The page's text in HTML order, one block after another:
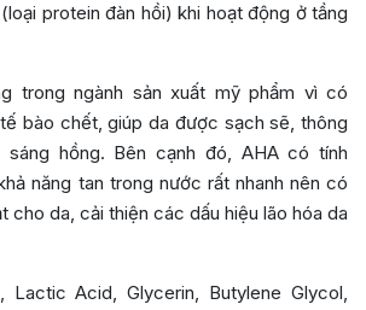
protein đàn hồi) khi hoạt động ở tầng
trong ngành sản xuất mỹ phẩm vì có
bào chết, giúp da được sạch sẽ, thông
hồng. Bên cạnh đó, AHA có tính
năng tan trong nước rất nhanh nên có
cho da, cải thiện các dấu hiệu lão hóa da
Lactic Acid, Glycerin, Butylene Glycol,